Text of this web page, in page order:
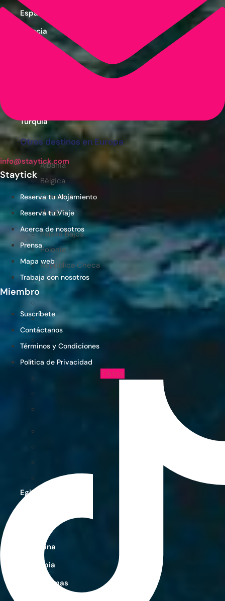
España
Francia
Turquía
Otros destinos en Europa
Albania
Bélgica
Eslovenia
Hungría
Países Bajos
Polonia
República Checa
Egipto
Argentina
Colombia
Las Bahamas
info@staytick.com
Staytick
Reserva tu Alojamiento
Reserva tu Viaje
Acerca de nosotros
Prensa
Mapa web
Trabaja con nosotros
Miembro
Suscríbete
Contáctanos
Términos y Condiciones
Política de Privacidad
Tiktok